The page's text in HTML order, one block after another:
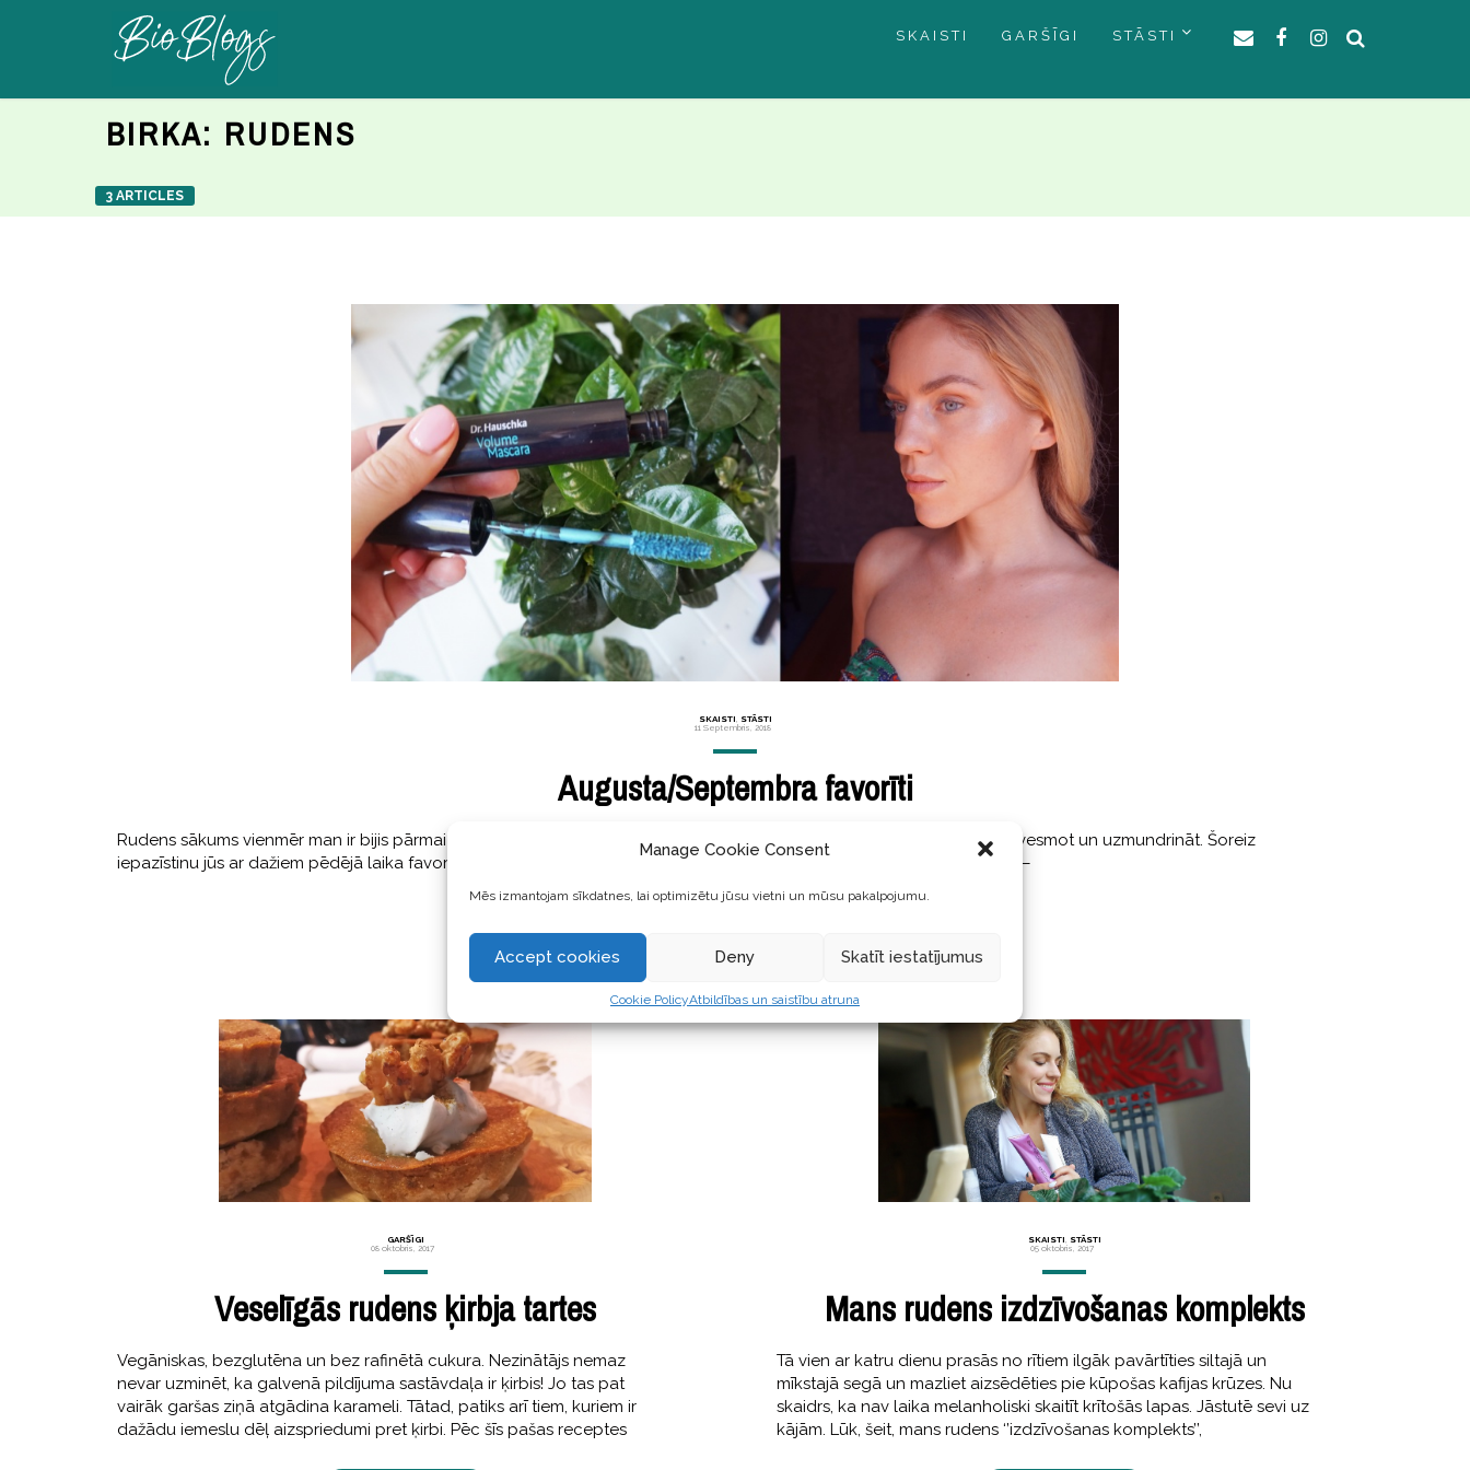
Manage Cookie Consent
Mēs izmantojam sīkdatnes, lai optimizētu jūsu vietni un mūsu pakalpojumu.
Accept cookies Deny Skatīt iestatījumus
Cookie PolicyAtbildības un saistību atruna
SKAISTI GARŠĪGI STĀSTI
BIRKA: RUDENS
3 ARTICLES
SKAISTI STĀSTI
11 Septembris, 2018
Augusta/Septembra favorīti
Rudens sākums vienmēr man ir bijis pārmaiņu laiks, jaunu domu, darbu un pārdomu laiks. Laiks sevi vairāk sasildīt, iedvesmot un uzmundrināt. Šoreiz
iepazīstinu jūs ar dažiem pēdējā laika favorīt produktiem, kas dzīvei piešķir mazliet krāsas. Fonā klausos Hans Zimmer –
GARŠĪGI
08 oktobris, 2017
Veselīgās rudens ķirbja tartes
Vegāniskas, bezglutēna un bez rafinētā cukura. Nezinātājs nemaz
nevar uzminēt, ka galvenā pildījuma sastāvdaļa ir ķirbis! Jo tas pat
vairāk garšas ziņā atgādina karameli. Tātad, patiks arī tiem, kuriem ir
dažādu iemeslu dēļ aizspriedumi pret ķirbi. Pēc šīs pašas receptes
SKAISTI, STĀSTI
05 oktobris, 2017
Mans rudens izdzīvošanas komplekts
Tā vien ar katru dienu prasās no rītiem ilgāk pavārtīties siltajā un
mīkstajā segā un mazliet aizsēdēties pie kūpošas kafijas krūzes. Nu
skaidrs, ka nav laika melanholiski skaitīt krītošās lapas. Jāstutē sevi uz
kājām. Lūk, šeit, mans rudens ‘’izdzīvošanas komplekts’’,